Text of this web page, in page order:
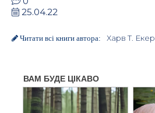
25.04.22
Читати всі книги автора: Харв Т. Екер